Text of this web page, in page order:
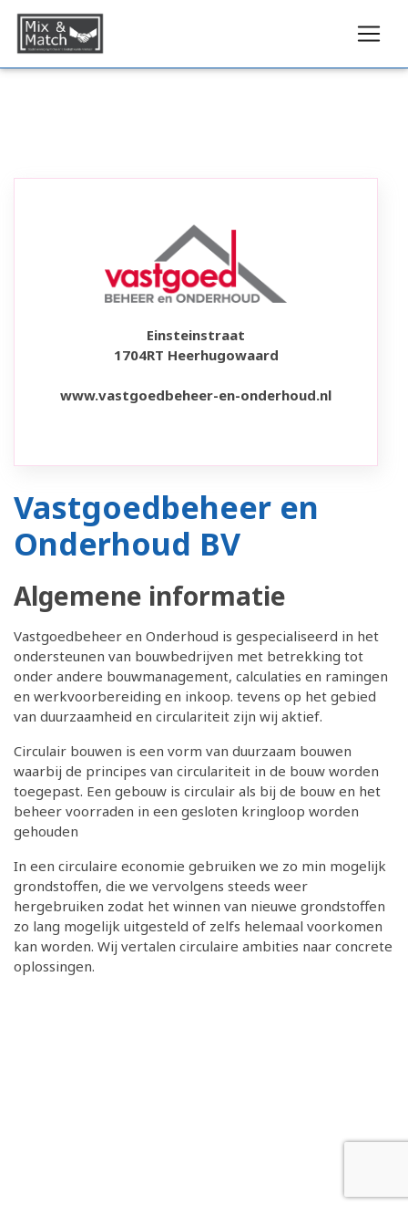
Einsteinstraat
1704RT Heerhugowaard
www.vastgoedbeheer-en-onderhoud.nl
Vastgoedbeheer en
Onderhoud BV
Algemene informatie
Vastgoedbeheer en Onderhoud is gespecialiseerd in het
ondersteunen van bouwbedrijven met betrekking tot
onder andere bouwmanagement, calculaties en ramingen
en werkvoorbereiding en inkoop. tevens op het gebied
van duurzaamheid en circulariteit zijn wij aktief.
Circulair bouwen is een vorm van duurzaam bouwen
waarbij de principes van circulariteit in de bouw worden
toegepast. Een gebouw is circulair als bij de bouw en het
beheer voorraden in een gesloten kringloop worden
gehouden
In een circulaire economie gebruiken we zo min mogelijk
grondstoffen, die we vervolgens steeds weer
hergebruiken zodat het winnen van nieuwe grondstoffen
zo lang mogelijk uitgesteld of zelfs helemaal voorkomen
kan worden. Wij vertalen circulaire ambities naar concrete
oplossingen.